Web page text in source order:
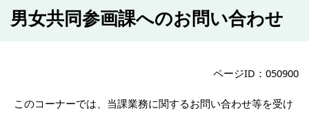
男女共同参画課へのお問い合わせ
ページID：050900
このコーナーでは、当課業務に関するお問い合わせ等を受け